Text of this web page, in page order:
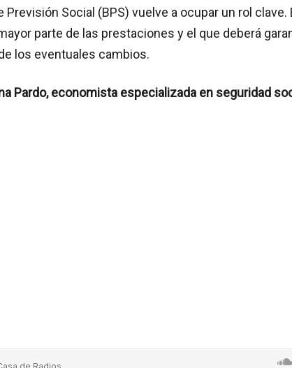
Social (BPS) vuelve a ocupar un rol clave.
parte de las prestaciones y el que deberá
los eventuales cambios.
Pardo, economista especializada en seguridad